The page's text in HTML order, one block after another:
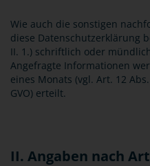
Wie auch die sonstigen
diese Datenschutzerklärung
II. 1.) schriftlich oder
Angefragte Informationen
eines Monats (vgl. Art. 12
GVO) erteilt.
II. Angaben nach